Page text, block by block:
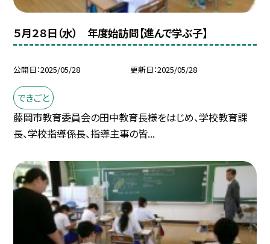
５月２８日（水） 年度始訪問【進んで学ぶ子】
公開日 2025/05/28 更新日 2025/05/28
できごと
藤岡市教育委員会の田中教育長様をはじめ、学校教育課
長、学校指導係長、指導主事の皆...